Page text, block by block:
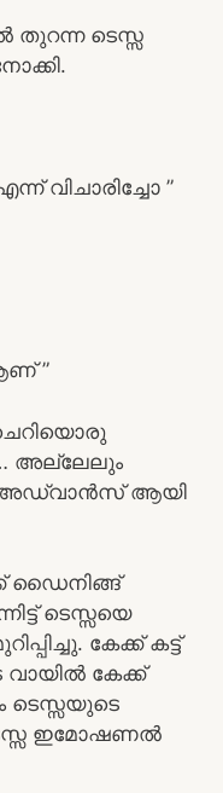
തുറന്ന ടെസ്സ
വിചാരിച്ചോ ”
”
അല്ലേലും
അഡ്വാൻസ് ആയി
ഡൈനിങ്ങ്
ടെസ്സയെ
കേക്ക് കട്ട്‌
കേക്ക്
ടെസ്സയുടെ
ഇമോഷണൽ